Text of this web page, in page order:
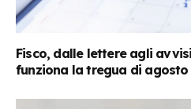
Fisco, dalle lettere agli
funziona la tregua di agosto